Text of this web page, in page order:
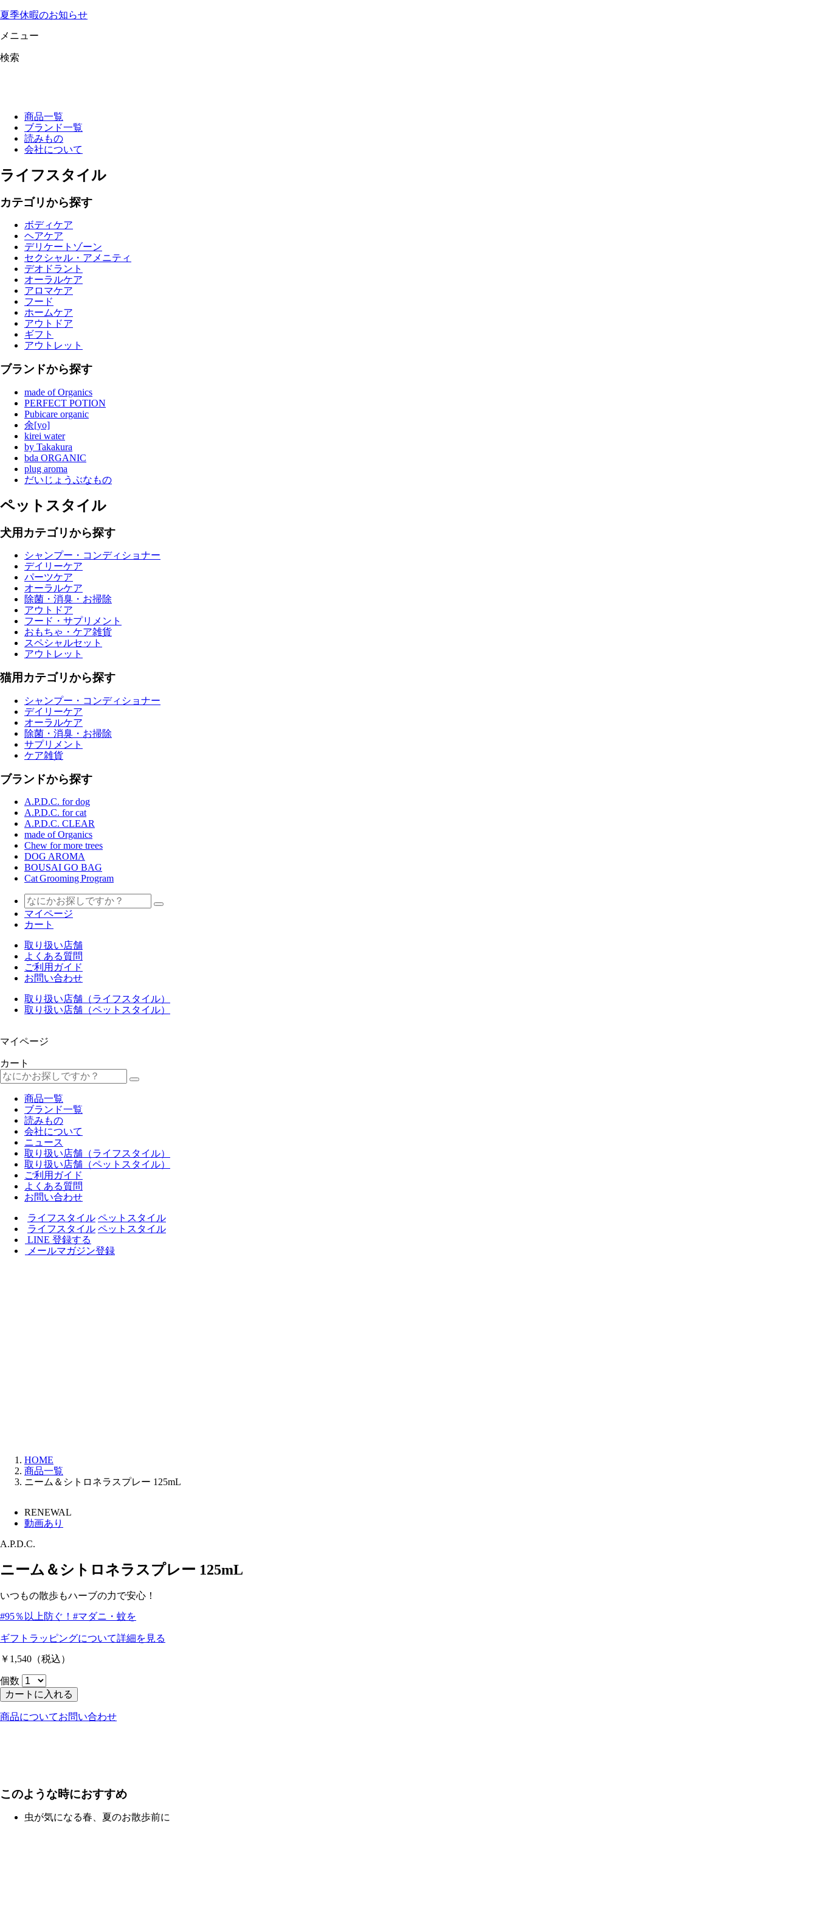
夏季休暇のお知らせ
メニュー
検索
商品一覧
ブランド一覧
読みもの
会社について
ライフスタイル
カテゴリから探す
ボディケア
ヘアケア
デリケートゾーン
セクシャル・アメニティ
デオドラント
オーラルケア
アロマケア
フード
ホームケア
アウトドア
ギフト
アウトレット
ブランドから探す
made of Organics
PERFECT POTION
Pubicare organic
余[yo]
kirei water
by Takakura
bda ORGANIC
plug aroma
だいじょうぶなもの
ペットスタイル
犬用カテゴリから探す
シャンプー・コンディショナー
デイリーケア
パーツケア
オーラルケア
除菌・消臭・お掃除
アウトドア
フード・サプリメント
おもちゃ・ケア雑貨
スペシャルセット
アウトレット
猫用カテゴリから探す
シャンプー・コンディショナー
デイリーケア
オーラルケア
除菌・消臭・お掃除
サプリメント
ケア雑貨
ブランドから探す
A.P.D.C. for dog
A.P.D.C. for cat
A.P.D.C. CLEAR
made of Organics
Chew for more trees
DOG AROMA
BOUSAI GO BAG
Cat Grooming Program
マイページ
カート
取り扱い店舗
よくある質問
ご利用ガイド
お問い合わせ
取り扱い店舗（ライフスタイル）
取り扱い店舗（ペットスタイル）
マイページ
カート
商品一覧
ブランド一覧
読みもの
会社について
ニュース
取り扱い店舗（ライフスタイル）
取り扱い店舗（ペットスタイル）
ご利用ガイド
よくある質問
お問い合わせ
ライフスタイル ペットスタイル
ライフスタイル ペットスタイル
LINE 登録する
メールマガジン登録
HOME
商品一覧
ニーム＆シトロネラスプレー 125mL
RENEWAL
動画あり
A.P.D.C.
ニーム＆シトロネラスプレー 125mL
いつもの散歩もハーブの力で安心！
#95％以上防ぐ！ #マダニ・蚊を
ギフトラッピングについて詳細を見る
￥1,540 （税込）
個数
カートに入れる
商品についてお問い合わせ
このような時におすすめ
虫が気になる春、夏のお散歩前に